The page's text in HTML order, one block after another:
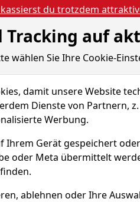
kassierst du trotzdem
Magazine
Tracking auf
wählen Sie Ihre Cookie-
damit unsere Website
Dienste von Partnern,
Werbung.
Gerät gespeichert
oder Meta übermittelt
ablehnen oder Ihre